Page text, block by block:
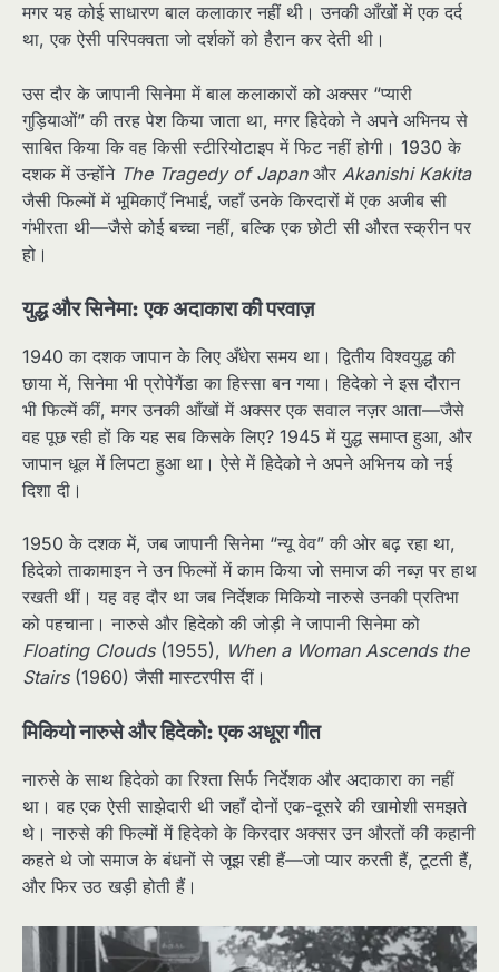
मगर यह कोई साधारण बाल कलाकार नहीं थी। उनकी आँखों में एक दर्द
था, एक ऐसी परिपक्वता जो दर्शकों को हैरान कर देती थी।
उस दौर के जापानी सिनेमा में बाल कलाकारों को अक्सर “प्यारी
गुड़ियाओं” की तरह पेश किया जाता था, मगर हिदेको ने अपने अभिनय से
साबित किया कि वह किसी स्टीरियोटाइप में फिट नहीं होगी। 1930 के
दशक में उन्होंने The Tragedy of Japanऔर Akanishi Kakita
जैसी फिल्मों में भूमिकाएँ निभाईं, जहाँ उनके किरदारों में एक अजीब सी
गंभीरता थी—जैसे कोई बच्चा नहीं, बल्कि एक छोटी सी औरत स्क्रीन पर
हो।
युद्ध और सिनेमा: एक अदाकारा की परवाज़
1940 का दशक जापान के लिए अँधेरा समय था। द्वितीय विश्वयुद्ध की
छाया में, सिनेमा भी प्रोपेगैंडा का हिस्सा बन गया। हिदेको ने इस दौरान
भी फिल्में कीं, मगर उनकी आँखों में अक्सर एक सवाल नज़र आता—जैसे
वह पूछ रही हों कि यह सब किसके लिए? 1945 में युद्ध समाप्त हुआ, और
जापान धूल में लिपटा हुआ था। ऐसे में हिदेको ने अपने अभिनय को नई
दिशा दी।
1950 के दशक में, जब जापानी सिनेमा “न्यू वेव” की ओर बढ़ रहा था,
हिदेको ताकामाइन ने उन फिल्मों में काम किया जो समाज की नब्ज़ पर हाथ
रखती थीं। यह वह दौर था जब निर्देशक मिकियो नारुसे उनकी प्रतिभा
को पहचाना। नारुसे और हिदेको की जोड़ी ने जापानी सिनेमा को
Floating Clouds(1955), When a Woman Ascends the
Stairs(1960) जैसी मास्टरपीस दीं।
मिकियो नारुसे और हिदेको: एक अधूरा गीत
नारुसे के साथ हिदेको का रिश्ता सिर्फ निर्देशक और अदाकारा का नहीं
था। वह एक ऐसी साझेदारी थी जहाँ दोनों एक-दूसरे की खामोशी समझते
थे। नारुसे की फिल्मों में हिदेको के किरदार अक्सर उन औरतों की कहानी
कहते थे जो समाज के बंधनों से जूझ रही हैं—जो प्यार करती हैं, टूटती हैं,
और फिर उठ खड़ी होती हैं।